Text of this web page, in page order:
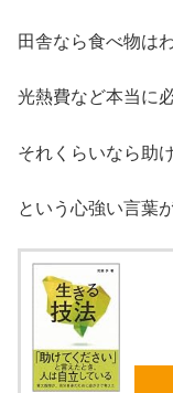
田舎なら食べ物は
光熱費など本当に
それくらいなら助
という心強い言葉